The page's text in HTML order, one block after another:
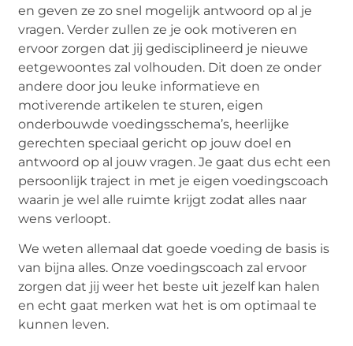
en geven ze zo snel mogelijk antwoord op al je
vragen. Verder zullen ze je ook motiveren en
ervoor zorgen dat jij gedisciplineerd je nieuwe
eetgewoontes zal volhouden. Dit doen ze onder
andere door jou leuke informatieve en
motiverende artikelen te sturen, eigen
onderbouwde voedingsschema’s, heerlijke
gerechten speciaal gericht op jouw doel en
antwoord op al jouw vragen. Je gaat dus echt een
persoonlijk traject in met je eigen voedingscoach
waarin je wel alle ruimte krijgt zodat alles naar
wens verloopt.
We weten allemaal dat goede voeding de basis is
van bijna alles. Onze voedingscoach zal ervoor
zorgen dat jij weer het beste uit jezelf kan halen
en echt gaat merken wat het is om optimaal te
kunnen leven.